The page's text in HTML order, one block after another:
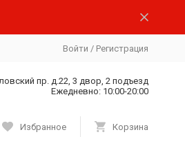
Войти / Регистрация
пр. д.22, 3 двор, 2 подъезд
Ежедневно: 10:00-20:00
Избранное Корзина